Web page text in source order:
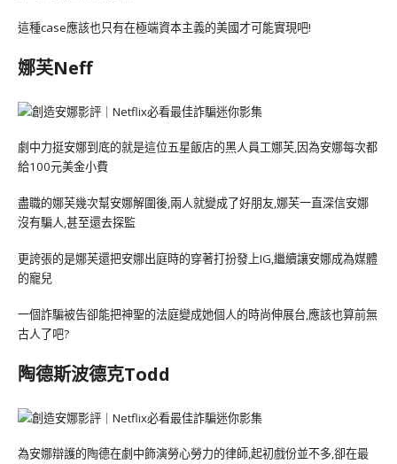
這種case應該也只有在極端資本主義的美國才可能實現吧!
娜芙Neff
劇中力挺安娜到底的就是這位五星飯店的黑人員工娜芙,因為安娜每次都
給100元美金小費
盡職的娜芙幾次幫安娜解圍後,兩人就變成了好朋友,娜芙一直深信安娜
沒有騙人,甚至還去探監
更誇張的是娜芙還把安娜出庭時的穿著打扮發上IG,繼續讓安娜成為媒體
的寵兒
一個詐騙被告卻能把神聖的法庭變成她個人的時尚伸展台,應該也算前無
古人了吧?
陶德斯波德克Todd
為安娜辯護的陶德在劇中飾演勞心勞力的律師,起初戲份並不多,卻在最